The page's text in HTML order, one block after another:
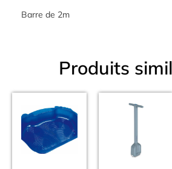
Barre de 2m
Produits